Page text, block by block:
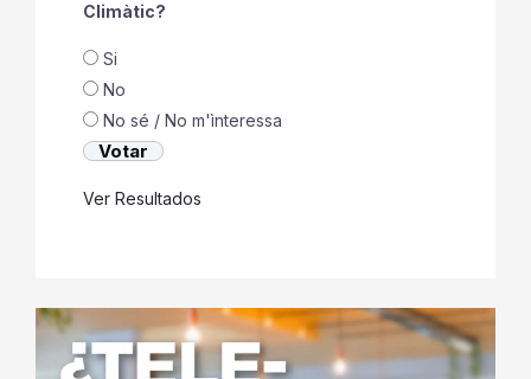
Climàtic?
Si
No
No sé / No m'ìnteressa
Ver Resultados